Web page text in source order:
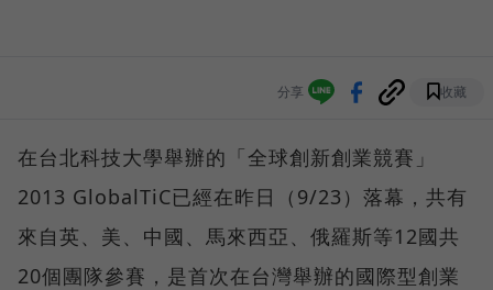
分享 收藏
在台北科技大學舉辦的「全球創新創業競賽」
2013 GlobalTiC已經在昨日（9/23）落幕，共有
來自英、美、中國、馬來西亞、俄羅斯等12國共
20個團隊參賽，是首次在台灣舉辦的國際型創業